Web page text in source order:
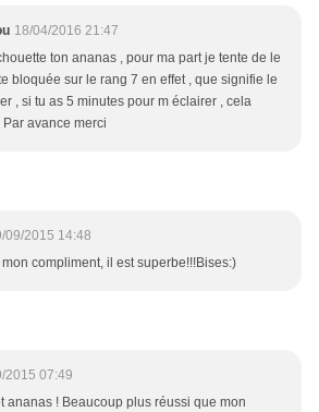
18/04/2016 21:47
ton ananas , pour ma part je tente de le
bloquée sur le rang 7 en effet , que signifie le
, si tu as 5 minutes pour m éclairer , cela
avance merci
09/2015 14:48
compliment, il est superbe!!!Bises:)
2015 07:49
ananas ! Beaucoup plus réussi que mon